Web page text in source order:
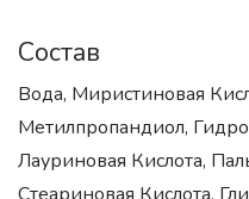
Состав
Вода, Миристиновая
Метилпропандиол,
Лауриновая Кислота,